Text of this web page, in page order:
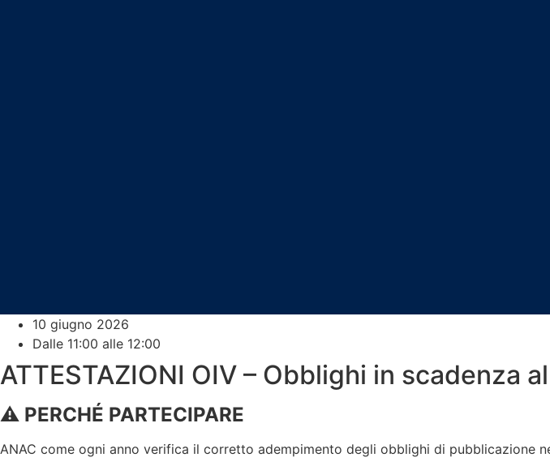
10 giugno 2026
Dalle 11:00 alle 12:00
ATTESTAZIONI OIV – Obblighi in scadenza
⚠️ PERCHÉ PARTECIPARE
ANAC come ogni anno verifica il corretto adempimento degli obblighi di pubblicazione